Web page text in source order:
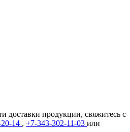
доставки продукции, свяжитесь с
14 , +7-343-302-11-03 или